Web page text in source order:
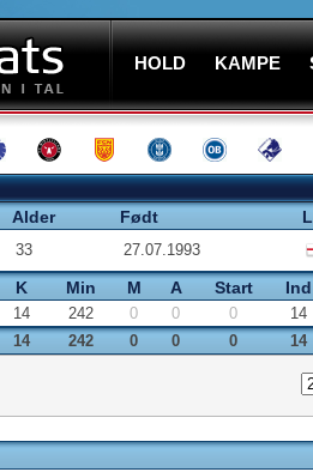
HOLD KAMPE
Alder Født
33 27.07.1993
K Min M A Start Ind
14 242 0 0 0
14
14
242 0 0 0 14